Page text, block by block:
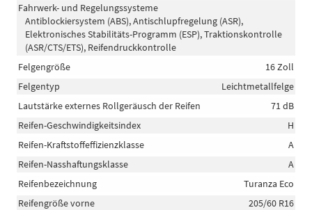
Fahrwerk- und Regelungssysteme
Antiblockiersystem (ABS), Antischlupfregelung (ASR),
Elektronisches Stabilitäts-Programm (ESP), Traktionskontrolle
(ASR/CTS/ETS), Reifendruckkontrolle
Felgengröße
16 Zoll
Felgentyp
Leichtmetallfelge
Lautstärke externes Rollgeräusch der Reifen
71 dB
Reifen-Geschwindigkeitsindex
H
Reifen-Kraftstoffeffizienzklasse
A
Reifen-Nasshaftungsklasse
A
Reifenbezeichnung
Turanza Eco
Reifengröße vorne
205/60 R16